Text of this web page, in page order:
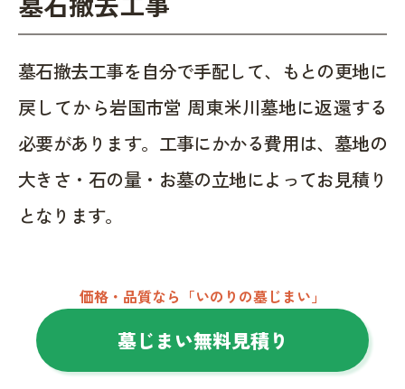
墓石撤去工事を自分で手配して、もとの更地に
戻してから岩国市営 周東米川墓地に返還する
必要があります。工事にかかる費用は、墓地の
大きさ・石の量・お墓の立地によってお見積り
となります。
価格・品質なら「いのりの墓じまい」
墓じまい無料見積り